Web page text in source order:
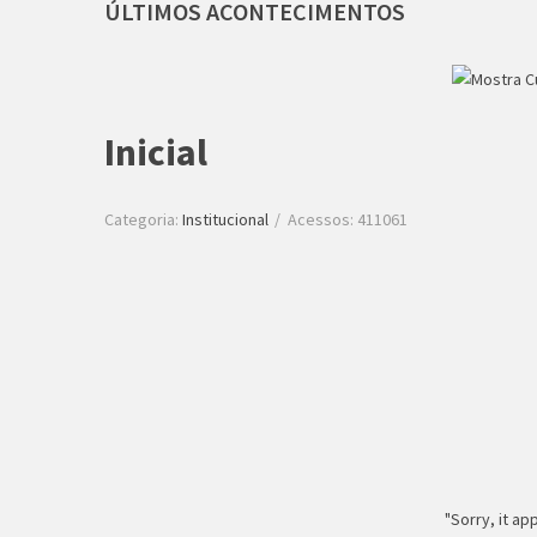
ÚLTIMOS ACONTECIMENTOS
Inicial
Categoria: Institucional Acessos: 411061
"Sorry, it